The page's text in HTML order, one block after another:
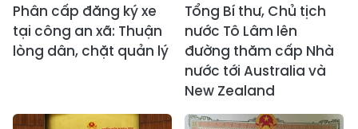
Phân cấp đăng ký xe
tại công an xã: Thuận
lòng dân, chặt quản lý
Tổng Bí thư, Chủ tịch
nước Tô Lâm lên
đường thăm cấp Nhà
nước tới Australia và
New Zealand